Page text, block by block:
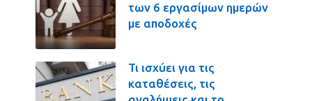
των 6 εργασίμων ημερών
με αποδοχές
Τι ισχύει για τις
καταθέσεις, τις